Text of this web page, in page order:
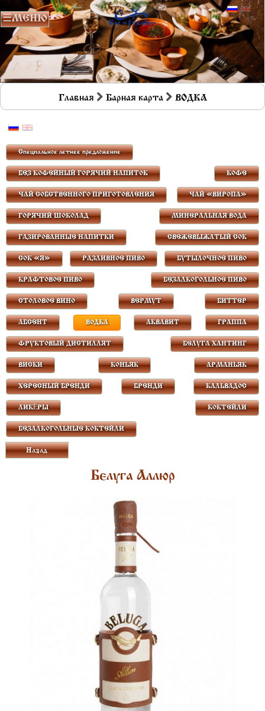
Главная Барная карта ВОДКА
Специальное летнее предложение
БЕЗ КОФЕЙНЫЙ ГОРЯЧИЙ НАПИТОК КОФЕ
ЧАЙ СОБСТВЕННОГО ПРИГОТОВЛЕНИЯ ЧАЙ «ВИРОПА»
ГОРЯЧИЙ ШОКОЛАД МИНЕРАЛЬНАЯ ВОДА
ГАЗИРОВАННЫЕ НАПИТКИ СВЕЖЕВЫЖАТЫЙ СОК
СОК «Я» РАЗЛИВНОЕ ПИВО БУТЫЛОЧНОЕ ПИВО
КРАФТОВОЕ ПИВО БЕЗАЛКОГОЛЬНОЕ ПИВО
СТОЛОВОЕ ВИНО ВЕРМУТ БИТТЕР
АБСЕНТ ВОДКА АКВАВИТ ГРАППА
ФРУКТОВЫЙ ДИСТИЛЛЯТ БЕЛУГА ХАНТИНГ
ВИСКИ КОНЬЯК АРМАНЬЯК
ХЕРЕСНЫЙ БРЕНДИ БРЕНДИ КАЛЬВАДОС
ЛИКЁРЫ КОКТЕЙЛИ
БЕЗАЛКОГОЛЬНЫЕ КОКТЕЙЛИ
Назад
Белуга Аллюр